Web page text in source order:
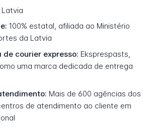
Latvia
100% estatal, afiliada ao Ministério
da Latvia
de courier expresso: Eksprespasts,
uma marca dedicada de entrega
Mais de 600 agências dos
de atendimento ao cliente em